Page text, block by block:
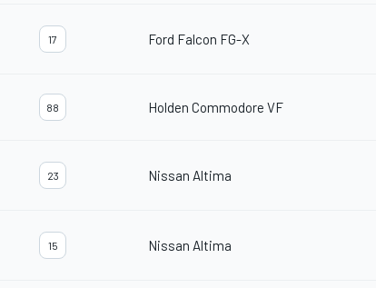
17 Ford Falcon FG-X
88 Holden Commodore VF
23 Nissan Altima
15 Nissan Altima